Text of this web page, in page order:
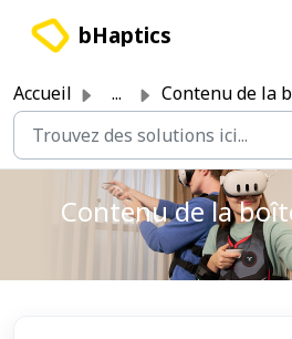
bHaptics
Accueil ... Contenu de la
Contenu de la